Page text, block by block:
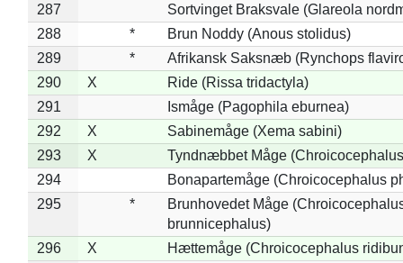
287
Sortvinget Braksvale (Glareola
288
*
Brun Noddy (Anous stolidus)
289
*
Afrikansk Saksnæb (Rynchops
290
X
Ride (Rissa tridactyla)
291
Ismåge (Pagophila eburnea)
292
X
Sabinemåge (Xema sabini)
293
X
Tyndnæbbet Måge
294
Bonapartemåge (Chroicocephalus
295
*
Brunhovedet Måge
brunnicephalus)
296
X
Hættemåge (Chroicocephalus